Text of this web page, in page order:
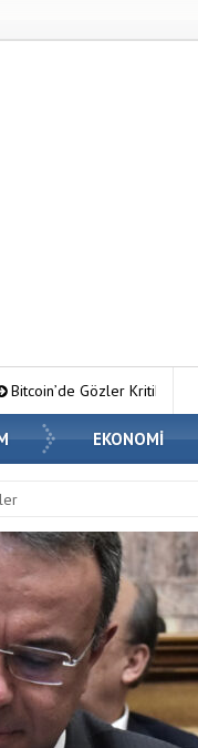
Seviyelerde: ETF Girişleri
EKONOMİ